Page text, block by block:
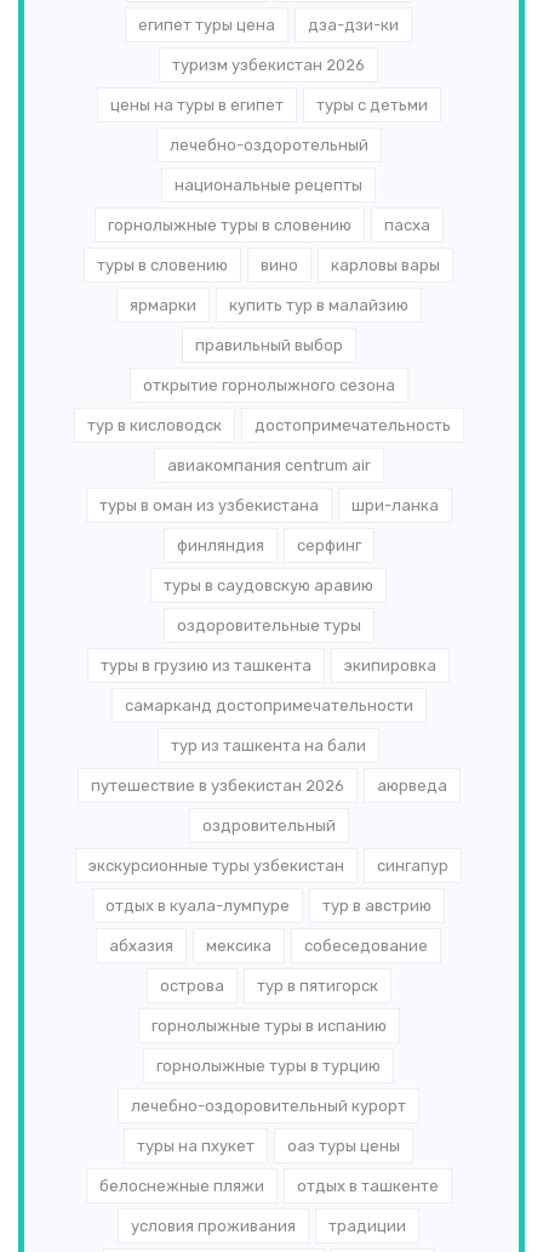
египет туры цена дза-дзи-ки
туризм узбекистан 2026
цены на туры в египет туры с детьми
лечебно-оздоротельный
национальные рецепты
горнолыжные туры в словению пасха
туры в словению вино карловы вары
ярмарки купить тур в малайзию
правильный выбор
открытие горнолыжного сезона
тур в кисловодск достопримечательность
авиакомпания centrum air
туры в оман из узбекистана шри-ланка
финляндия серфинг
туры в саудовскую аравию
оздоровительные туры
туры в грузию из ташкента экипировка
самарканд достопримечательности
тур из ташкента на бали
путешествие в узбекистан 2026 аюрведа
оздровительный
экскурсионные туры узбекистан сингапур
отдых в куала-лумпуре тур в австрию
абхазия мексика собеседование
острова тур в пятигорск
горнолыжные туры в испанию
горнолыжные туры в турцию
лечебно-оздоровительный курорт
туры на пхукет оаэ туры цены
белоснежные пляжи отдых в ташкенте
условия проживания традиции